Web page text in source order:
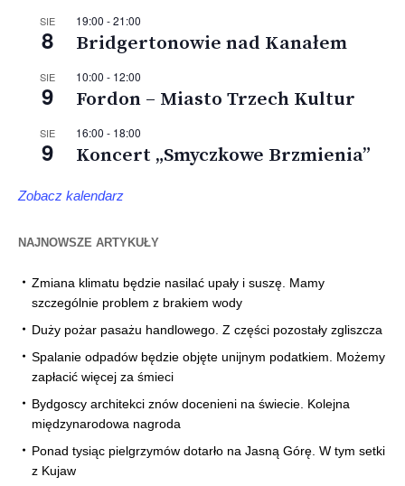
SIE
8
19:00 -21:00
Bridgertonowie nad Kanałem
SIE
9
10:00 - 12:00
Fordon – Miasto Trzech Kultur
SIE
9
16:00 - 18:00
Koncert „Smyczkowe Brzmienia”
Zobacz kalendarz
NAJNOWSZE ARTYKUŁY
Zmiana klimatu będzie nasilać upały i suszę. Mamy
szczególnie problem z brakiem wody
Duży pożar pasażu handlowego. Z części pozostały zgliszcza
Spalanie odpadów będzie objęte unijnym podatkiem. Możemy
zapłacić więcej za śmieci
Bydgoscy architekci znów docenieni na świecie. Kolejna
międzynarodowa nagroda
Ponad tysiąc pielgrzymów dotarło na Jasną Górę. W tym setki
z Kujaw